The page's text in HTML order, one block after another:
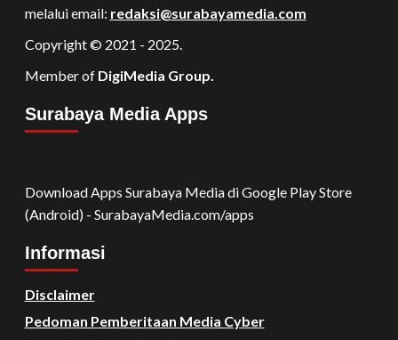
melalui email: redaksi@surabayamedia.com
Copyright © 2021 - 2025.
Member of DigiMedia Group.
Surabaya Media Apps
Download Apps Surabaya Media di Google Play Store
(Android) - SurabayaMedia.com/apps
Informasi
Disclaimer
Pedoman Pemberitaan Media Cyber